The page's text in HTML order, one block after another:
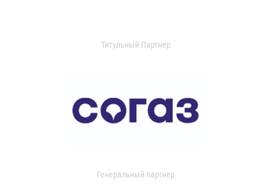
Титульный Партнер
Генеральный партнер